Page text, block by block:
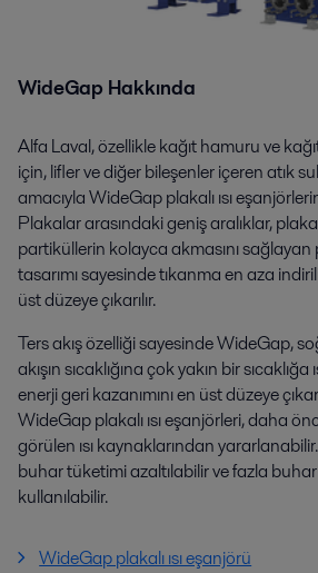
WideGap Hakkında
Alfa Laval, özellikle kağıt hamuru ve
için, lifler ve diğer bileşenler içeren atık
amacıyla WideGap plakalı ısı
Plakalar arasındaki geniş aralıklar,
partiküllerin kolayca akmasını
tasarımı sayesinde tıkanma en aza
üst düzeye çıkarılır.
Ters akış özelliği sayesinde WideGap,
akışın sıcaklığına çok yakın bir
enerji geri kazanımını en üst düzeye
WideGap plakalı ısı eşanjörleri, daha
görülen ısı kaynaklarından
buhar tüketimi azaltılabilir ve fazla
kullanılabilir.
WideGap plakalı ısı eşanjörü